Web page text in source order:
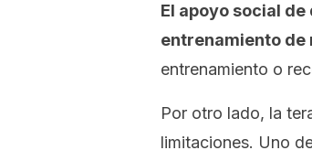
El apoyo social
entrenamiento de
entrenamiento o
Por otro lado, la
limitaciones. Uno